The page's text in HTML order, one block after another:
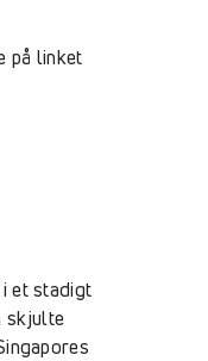
på linket
et stadigt
skjulte